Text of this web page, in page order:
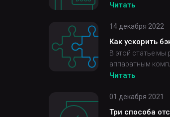
Читать
14 декабря 2022
Как ускорить
В этой статье мы
аппаратным
Читать
01 декабря 2021
Три способа